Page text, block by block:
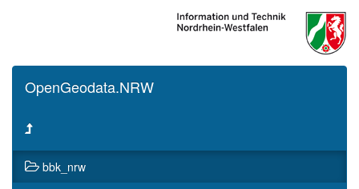
OpenGeodata.NRW
bbk_nrw